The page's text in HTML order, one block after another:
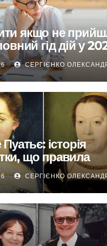
якщо не
гід дій у
СЕРГІЄНКО
історія
що правила
СЕРГІЄНКО